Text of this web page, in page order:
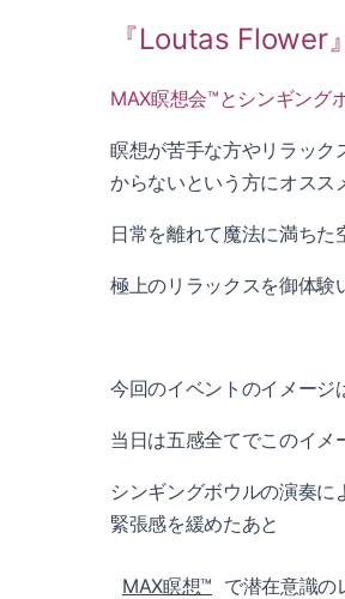
『Loutas Flower』
MAX瞑想会™️とシンギング
瞑想が苦手な方やリラック
からないという方にオスス
日常を離れて魔法に満ちた
極上のリラックスを御体験
今回のイベントのイメージ
当日は五感全てでこのイメ
シンギングボウルの演奏
緊張感を緩めたあと
MAX瞑想™️ で潜在意識の